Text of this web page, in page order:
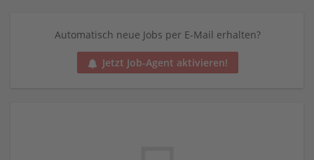
Automatisch neue Jobs per E-Mail erhalten?
Jetzt Job-Agent aktivieren!